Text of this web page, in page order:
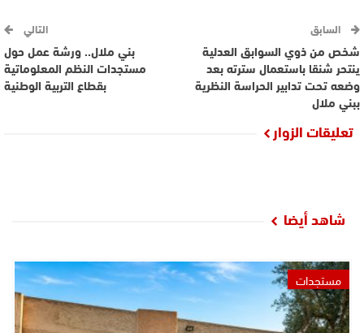
السابق
شخص من ذوي السوابق العدلية
ينتحر شنقا باستعمال سترته بعد
وضعه تحت تدابير الحراسة النظرية
ببني ملال
التالي
بني ملال.. ورشة عمل حول
مستجدات النظم المعلوماتية
بقطاع التربية الوطنية
تعليقات الزوار
شاهد أيضا
مستجدات